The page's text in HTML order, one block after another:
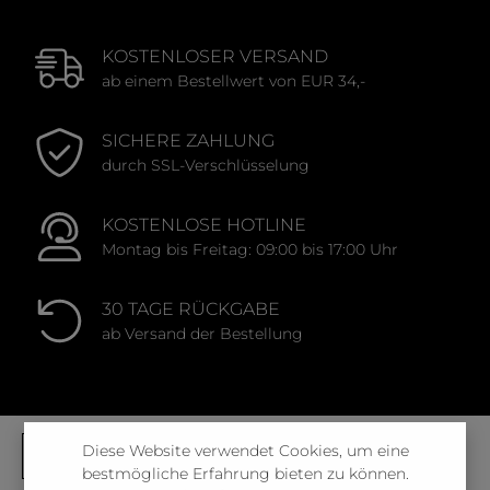
KOSTENLOSER VERSAND
ab einem Bestellwert von EUR 34,-
SICHERE ZAHLUNG
durch SSL-Verschlüsselung
KOSTENLOSE HOTLINE
Montag bis Freitag: 09:00 bis 17:00 Uhr
30 TAGE RÜCKGABE
ab Versand der Bestellung
Diese Website verwendet Cookies, um eine
bestmögliche Erfahrung bieten zu können.